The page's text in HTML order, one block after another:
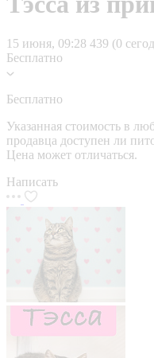
15 июня, 09:28 439 (0
Бесплатно
Бесплатно
Указанная стоимость в
продавца доступен ли
Цена может отличаться.
Написать